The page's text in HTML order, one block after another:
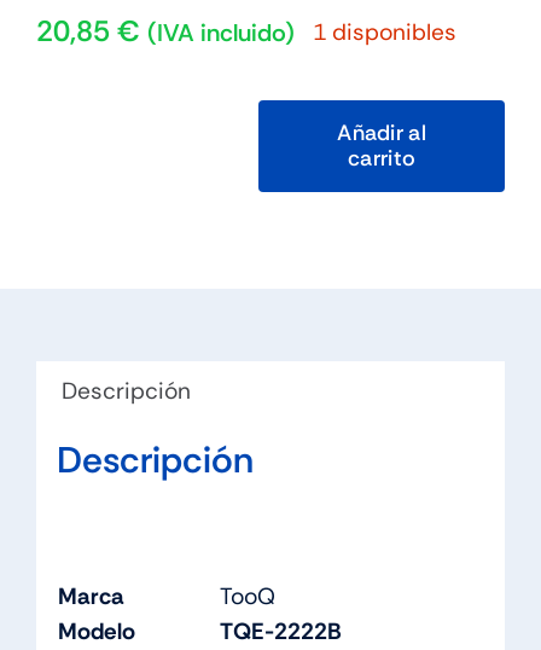
20,85 € (IVA incluido) 1 disponibles
C
cantidad
Añadir al
carrito
Descripción
Descripción
Marca
TooQ
Modelo
TQE-2222B